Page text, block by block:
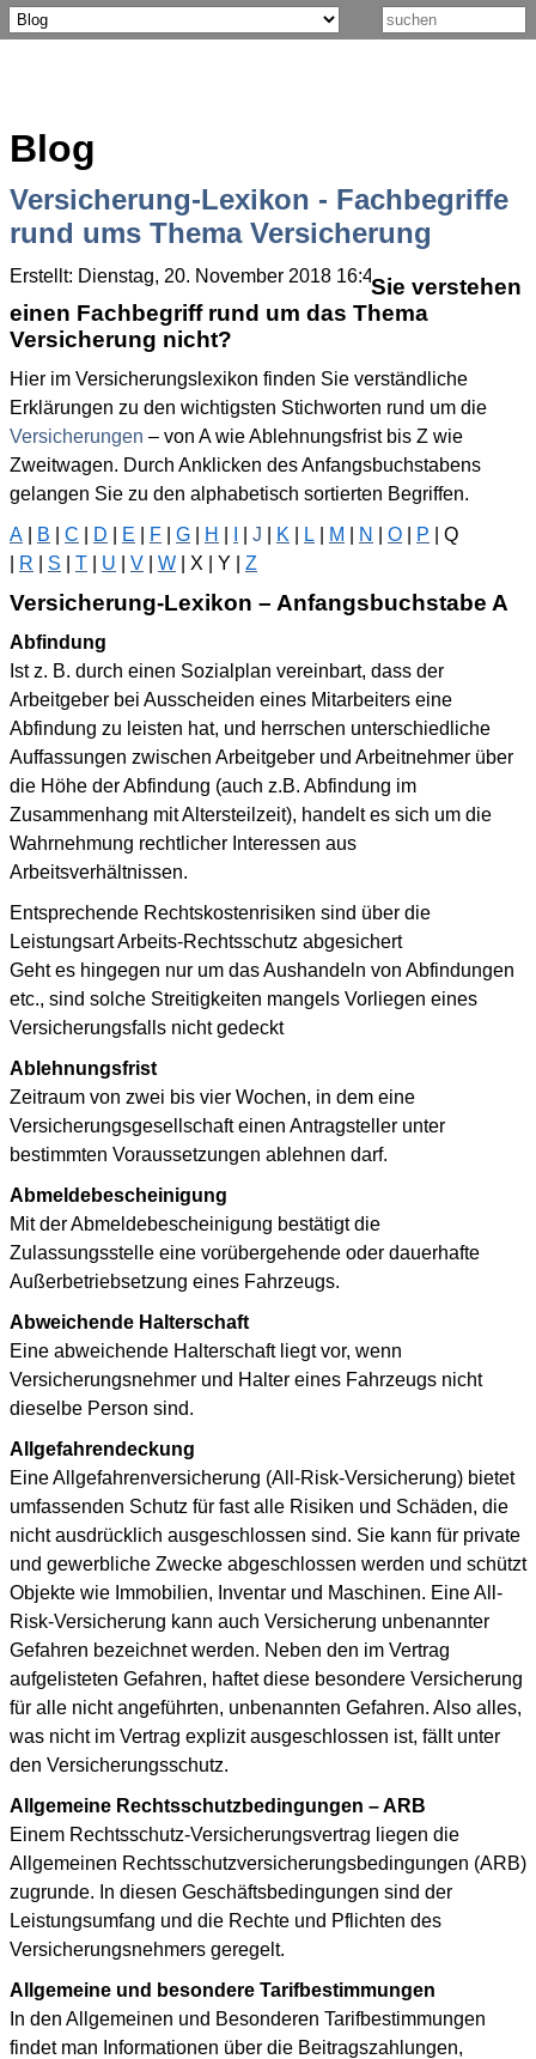
Blog
Versicherung-Lexikon - Fachbegriffe
rund ums Thema Versicherung
Erstellt: Dienstag, 20. November 2018 16:48 Geschrieben
Sie verstehen
einen Fachbegriff rund um das Thema
Versicherung nicht?
Hier im Versicherungslexikon finden Sie verständliche
Erklärungen zu den wichtigsten Stichworten rund um die
Versicherungen – von A wie Ablehnungsfrist bis Z wie
Zweitwagen. Durch Anklicken des Anfangsbuchstabens
gelangen Sie zu den alphabetisch sortierten Begriffen.
A
B C D E F G H J K L M N O P | Q
R S T U V W | X | Y | Z
Versicherung-Lexikon – Anfangsbuchstabe A
Abfindung
Ist z. B. durch einen Sozialplan vereinbart, dass der
Arbeitgeber bei Ausscheiden eines Mitarbeiters eine
Abfindung zu leisten hat, und herrschen unterschiedliche
Auffassungen zwischen Arbeitgeber und Arbeitnehmer über
die Höhe der Abfindung (auch z.B. Abfindung im
Zusammenhang mit Altersteilzeit), handelt es sich um die
Wahrnehmung rechtlicher Interessen aus
Arbeitsverhältnissen.
Entsprechende Rechtskostenrisiken sind über die
Leistungsart Arbeits-Rechtsschutz abgesichert
Geht es hingegen nur um das Aushandeln von Abfindungen
etc., sind solche Streitigkeiten mangels Vorliegen eines
Versicherungsfalls nicht gedeckt
Ablehnungsfrist
Zeitraum von zwei bis vier Wochen, in dem eine
Versicherungsgesellschaft einen Antragsteller unter
bestimmten Voraussetzungen ablehnen darf.
Abmeldebescheinigung
Mit der Abmeldebescheinigung bestätigt die
Zulassungsstelle eine vorübergehende oder dauerhafte
Außerbetriebsetzung eines Fahrzeugs.
Abweichende Halterschaft
Eine abweichende Halterschaft liegt vor, wenn
Versicherungsnehmer und Halter eines Fahrzeugs nicht
dieselbe Person sind.
Allgefahrendeckung
Eine Allgefahrenversicherung (All-Risk-Versicherung) bietet
umfassenden Schutz für fast alle Risiken und Schäden, die
nicht ausdrücklich ausgeschlossen sind. Sie kann für private
und gewerbliche Zwecke abgeschlossen werden und schützt
Objekte wie Immobilien, Inventar und Maschinen. Eine All-
Risk-Versicherung kann auch Versicherung unbenannter
Gefahren bezeichnet werden. Neben den im Vertrag
aufgelisteten Gefahren, haftet diese besondere Versicherung
für alle nicht angeführten, unbenannten Gefahren. Also alles,
was nicht im Vertrag explizit ausgeschlossen ist, fällt unter
den Versicherungsschutz.
Allgemeine Rechtsschutzbedingungen – ARB
Einem Rechtsschutz-Versicherungsvertrag liegen die
Allgemeinen Rechtsschutzversicherungsbedingungen (ARB)
zugrunde. In diesen Geschäftsbedingungen sind der
Leistungsumfang und die Rechte und Pflichten des
Versicherungsnehmers geregelt.
Allgemeine und besondere Tarifbestimmungen
In den Allgemeinen und Besonderen Tarifbestimmungen
findet man Informationen über die Beitragszahlungen,